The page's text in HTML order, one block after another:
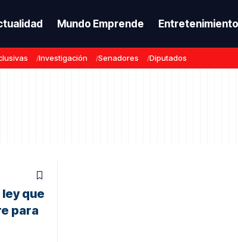
Mundo Emprende Entretenimiento
Investigación Senadores Diputados
que
para